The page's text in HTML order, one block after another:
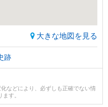
大きな地図を見る
跡
などにより、必ずしも正確でない情
す。